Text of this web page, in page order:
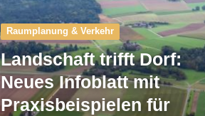
Raumplanung & Verkehr
Landschaft trifft Dorf:
Neues Infoblatt mit
Praxisbeispielen für